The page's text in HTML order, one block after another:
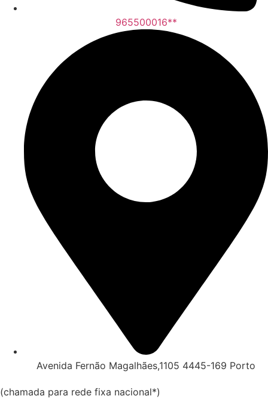
965500016**
Avenida Fernão Magalhães,1105 4445-169 Porto
(chamada para rede fixa nacional*)